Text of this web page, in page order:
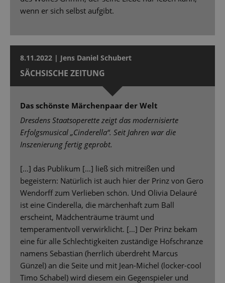
wenn er sich selbst aufgibt.
8.11.2022 | Jens Daniel Schubert
SÄCHSISCHE ZEITUNG
Das schönste Märchenpaar der Welt
Dresdens Staatsoperette zeigt das modernisierte
Erfolgsmusical „Cinderella“. Seit Jahren war die
Inszenierung fertig geprobt.
[…] das Publikum […] ließ sich mitreißen und
begeistern: Natürlich ist auch hier der Prinz von Gero
Wendorff zum Verlieben schön. Und Olivia Delauré
ist eine Cinderella, die märchenhaft zum Ball
erscheint, Mädchenträume träumt und
temperamentvoll verwirklicht. […] Der Prinz bekam
eine für alle Schlechtigkeiten zuständige Hofschranze
namens Sebastian (herrlich überdreht Marcus
Günzel) an die Seite und mit Jean-Michel (locker-cool
Timo Schabel) wird diesem ein Gegenspieler und